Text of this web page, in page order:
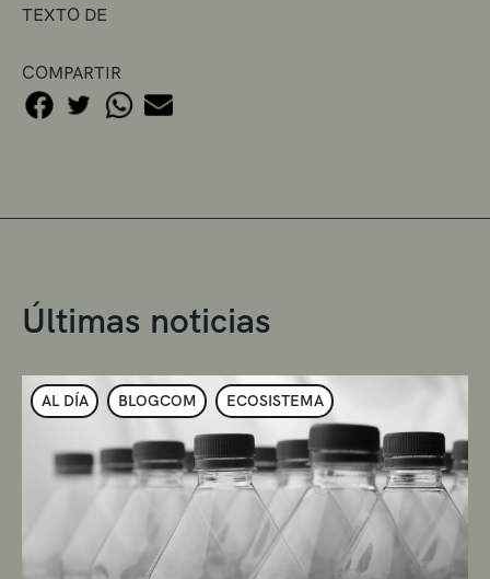
TEXTO DE
COMPARTIR
Últimas noticias
AL DÍA BLOGCOM ECOSISTEMA